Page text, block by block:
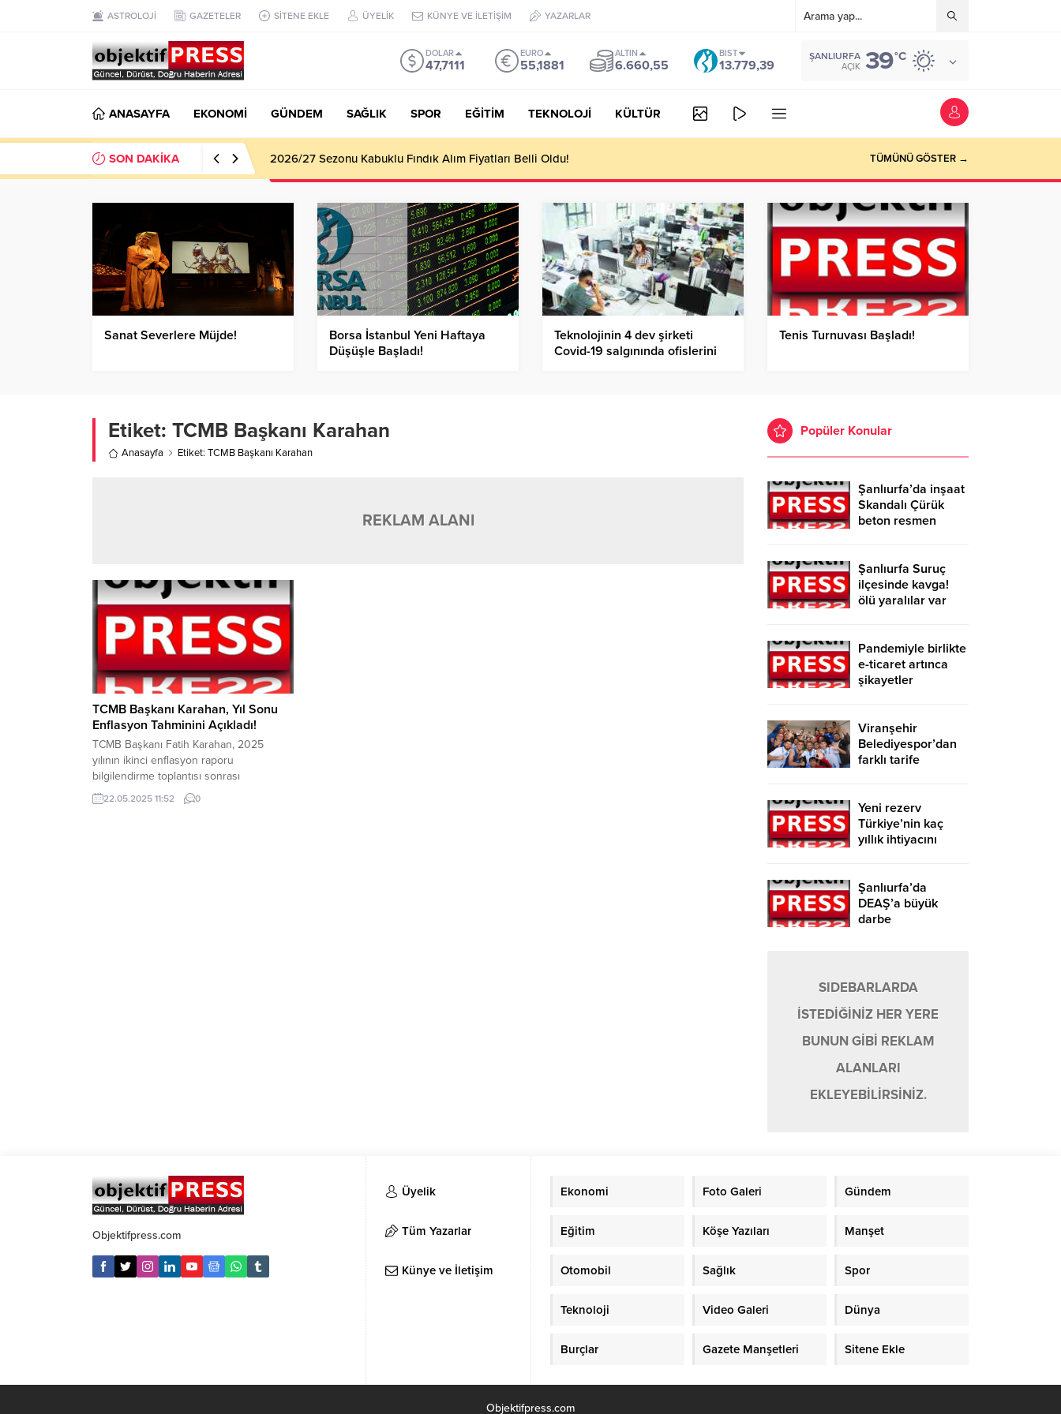
ASTROLOJİ GAZETELER SİTENE EKLE ÜYELİK KÜNYE VE İLETİŞİM YAZARLAR
DOLAR
47,7111
EURO
55,1881
ALTIN
6.660,55
BIST
13.779,39
ŞANLIURFA
AÇIK 39°C
ANASAYFA EKONOMİ GÜNDEM SAĞLIK SPOR EĞİTİM TEKNOLOJİ KÜLTÜR
SON DAKİKA 2026/27 Sezonu Kabuklu Fındık Alım Fiyatları Belli Oldu! TÜMÜNÜ GÖSTER →
Sanat Severlere Müjde!
Borsa İstanbul Yeni Haftaya
Düşüşle Başladı!
Teknolojinin 4 dev şirketi
Covid-19 salgınında ofislerini
Tenis Turnuvası Başladı!
Etiket: TCMB Başkanı Karahan
Anasayfa Etiket: TCMB Başkanı Karahan
REKLAM ALANI
TCMB Başkanı Karahan, Yıl Sonu
Enflasyon Tahminini Açıkladı!
TCMB Başkanı Fatih Karahan, 2025
yılının ikinci enflasyon raporu
bilgilendirme toplantısı sonrası
açıklamalarda bulundu. Türkiye
Cumhuriyet Merkez Bankası (TCMB)
22.05.2025 11:52 0
Popüler Konular
Şanlıurfa’da inşaat
Skandalı Çürük
beton resmen
Şanlıurfa Suruç
ilçesinde kavga!
ölü yaralılar var
Pandemiyle birlikte
e-ticaret artınca
şikayetler
Viranşehir
Belediyespor’dan
farklı tarife
Yeni rezerv
Türkiye’nin kaç
yıllık ihtiyacını
Şanlıurfa’da
DEAŞ’a büyük
darbe
SIDEBARLARDA
İSTEDİĞİNİZ HER YERE
BUNUN GİBİ REKLAM
ALANLARI
EKLEYEBİLİRSİNİZ.
Objektifpress.com
Üyelik
Tüm Yazarlar
Künye ve İletişim
Ekonomi Foto Galeri Gündem
Eğitim Köşe Yazıları Manşet
Otomobil Sağlık Spor
Teknoloji Video Galeri Dünya
Burçlar Gazete Manşetleri Sitene Ekle
Objektifpress.com